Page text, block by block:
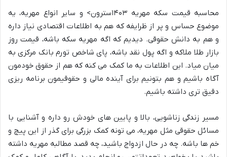
محاسبه قیمت سکه مهریه ۱۴۰۳سترون> و سایر انواع مهریه، یه
موضوع حساس و پر از ظرایفه که هم به اطلاعات اقتصادی نیاز داره
و هم به دانش حقوقی. دیدیم که اگه مهریه سکه باشه، قیمت روز
بازار طلا ملاکه و اگه پول نقد باشه، پای شاخص تورم بانک مرکزی به
میان میاد. این اطلاعات به ما کمک می کنه که هم از حقوق خودمون
آگاه باشیم و هم بتونیم برای آینده مالی و حقوقیمون برنامه ریزی
دقیق تری داشته باشیم.
مسیر زندگی زناشویی، بالا و پایین های خودش رو داره و آشنایی با
مسائل حقوقی مثل مهریه، می تونه کمک بزرگی برای گذر از این پیچ و
خم ها باشه. چه در حال ازدواج باشید، چه قصد مطالبه مهریه داشته